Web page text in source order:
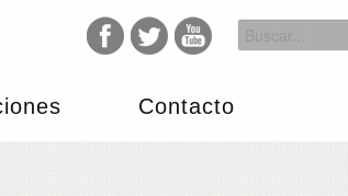
Contacto